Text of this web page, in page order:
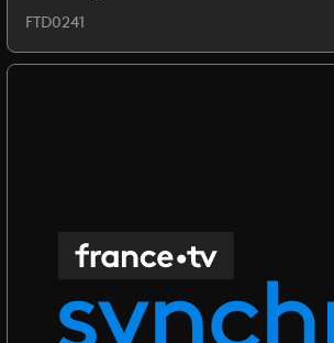
FTD0241